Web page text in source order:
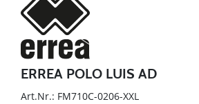
ERREA POLO LUIS AD
Art.Nr.: FM710C-0206-XXL